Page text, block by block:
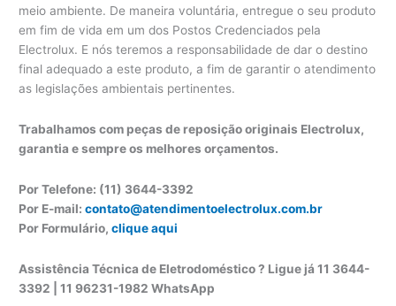
meio ambiente. De maneira voluntária, entregue o seu produto
em fim de vida em um dos Postos Credenciados pela
Electrolux. E nós teremos a responsabilidade de dar o destino
final adequado a este produto, a fim de garantir o atendimento
as legislações ambientais pertinentes.
Trabalhamos com peças de reposição originais Electrolux,
garantia e sempre os melhores orçamentos.
Por Telefone: (11) 3644-3392
Por E-mail:contato@atendimentoelectrolux.com.br
Por Formulário,clique aqui
Assistência Técnica de Eletrodoméstico ? Ligue já 11 3644-
3392 | 11 96231-1982 WhatsApp